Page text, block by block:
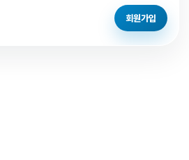
회원가입